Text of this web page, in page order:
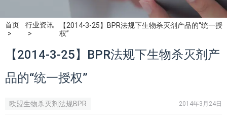
首页 行业资讯
【2014-3-25】BPR法规下生物杀灭剂产品的“统一授
权”
【2014-3-25】BPR法规下生物杀灭剂产
品的“统一授权”
欧盟生物杀灭剂法规BPR 2014年3月24日